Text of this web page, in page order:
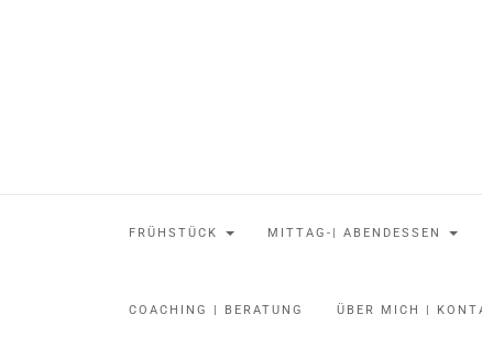
FRÜHSTÜCK MITTAG-| ABENDESSEN
COACHING | BERATUNG ÜBER MICH |